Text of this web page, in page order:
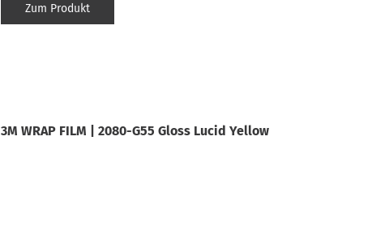
Zum Produkt
3M WRAP FILM | 2080-G55 Gloss Lucid Yellow